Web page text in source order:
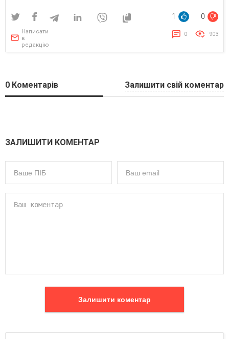
1 0
Написати
в
редакцію
0 903
0 Коментарів Залишити свій коментар
ЗАЛИШИТИ КОМЕНТАР
Залишити коментар